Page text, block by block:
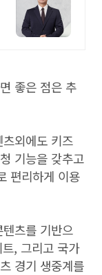
좋은 점은 추
외에도 키즈
기능을 갖추고
편리하게 이용
츠를 기반으
, 그리고 국가
경기 생중계를